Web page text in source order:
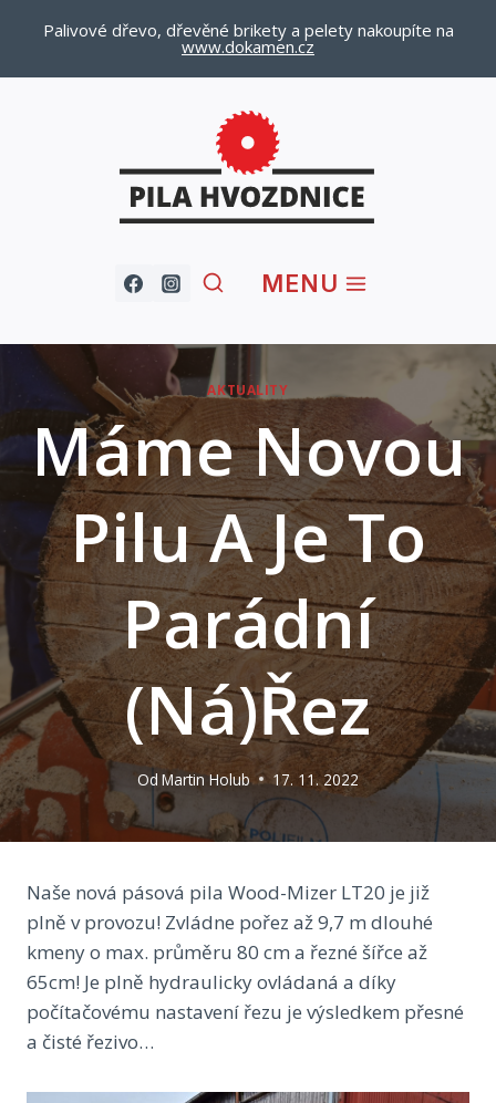
Palivové dřevo, dřevěné brikety a pelety nakoupíte na
www.dokamen.cz
MENU
AKTUALITY
Máme Novou
Pilu A Je To
Parádní
(ná)řez
Od Martin Holub 17. 11. 2022
Naše nová pásová pila Wood-Mizer LT20 je již
plně v provozu! Zvládne pořez až 9,7 m dlouhé
kmeny o max. průměru 80 cm a řezné šířce až
65cm! Je plně hydraulicky ovládaná a díky
počítačovému nastavení řezu je výsledkem přesné
a čisté řezivo…